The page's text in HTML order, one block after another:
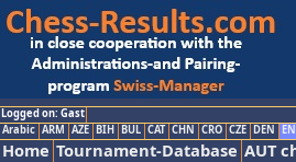
Logged on: Gast
Arabic ARM AZE BIH BUL CAT CHN CRO CZE DEN
Home Tournament-Database AUT